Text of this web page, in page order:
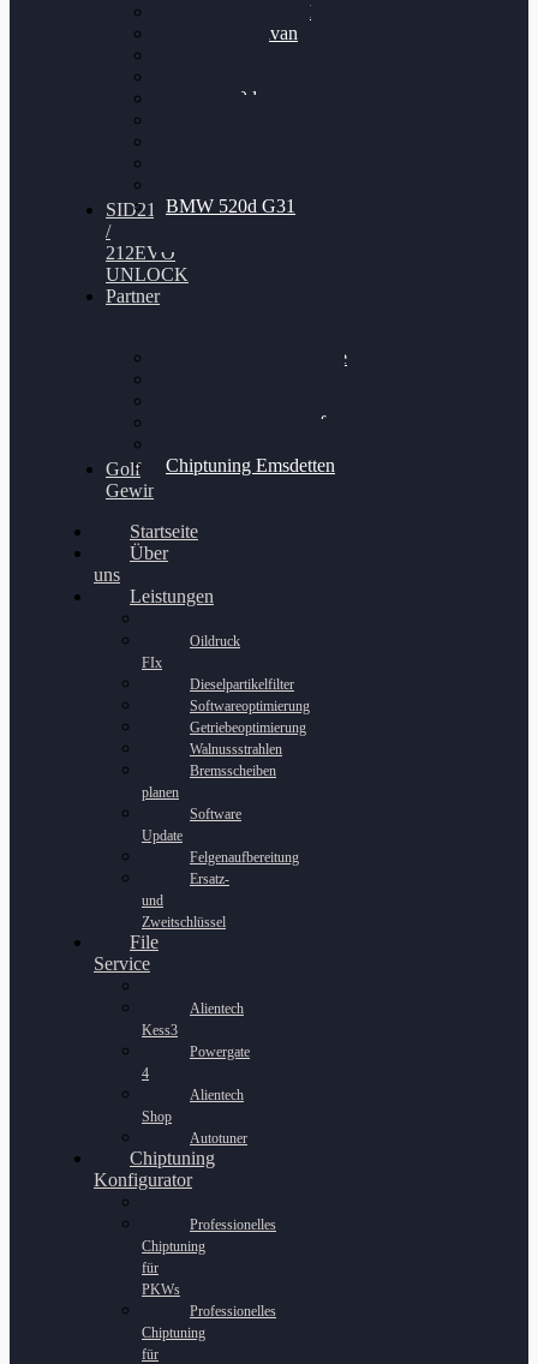
VW Passat 2.0TDI
VW T6 Multivan
BMW 120d
BMW 520d G31
SID212
/
212EVO
UNLOCK
Partner
Bilgenroth Performance
Chiptuning Schüttorf
Chiptuning Emsdetten
Golf
Gewinnspiel
Startseite
Über
uns
Leistungen
Oildruck
FIx
Dieselpartikelfilter
Softwareoptimierung
Getriebeoptimierung
Walnussstrahlen
Bremsscheiben
planen
Software
Update
Felgenaufbereitung
Ersatz-
und
Zweitschlüssel
File
Service
Alientech
Kess3
Powergate
4
Alientech
Shop
Autotuner
Chiptuning
Konfigurator
Professionelles
Chiptuning
für
PKWs
Professionelles
Chiptuning
für